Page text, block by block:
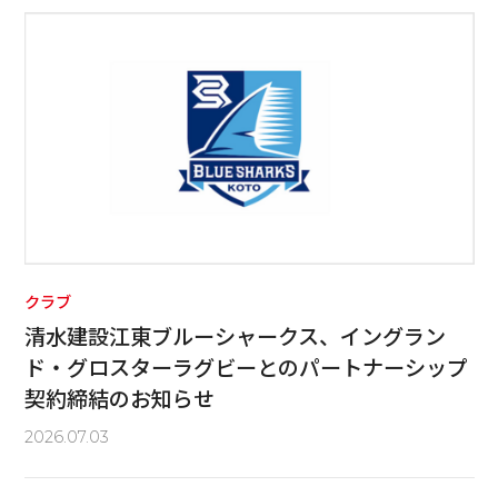
クラブ
清水建設江東ブルーシャークス、イングラン
ド・グロスターラグビーとのパートナーシップ
契約締結のお知らせ
2026.07.03